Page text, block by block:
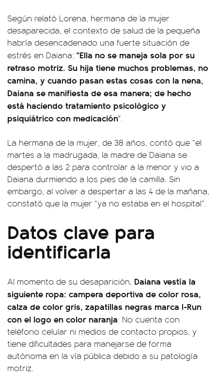
Según relató Lorena, hermana de la mujer
desaparecida, el contexto de salud de la pequeña
habría desencadenado una fuerte situación de
estrés en Daiana: "Ella no se maneja sola por su
retraso motriz. Su hija tiene muchos problemas, no
camina, y cuando pasan estas cosas con la nena,
Daiana se manifiesta de esa manera; de hecho
está haciendo tratamiento psicológico y
psiquiátrico con medicación".
La hermana de la mujer, de 38 años, contó que “el
martes a la madrugada, la madre de Daiana se
despertó a las 2 para controlar a la menor y vio a
Daiana durmiendo a los pies de la camilla. Sin
embargo, al volver a despertar a las 4 de la mañana,
constató que la mujer “ya no estaba en el hospital”.
Datos clave para
identificarla
Al momento de su desaparición, Daiana vestía la
siguiente ropa: campera deportiva de color rosa,
calza de color gris, zapatillas negras marca I-Run
con el logo en color naranja. No cuenta con
teléfono celular ni medios de contacto propios, y
tiene dificultades para manejarse de forma
autónoma en la vía pública debido a su patología
motriz.